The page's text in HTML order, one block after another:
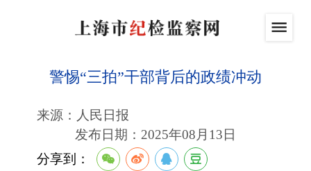
警惕“三拍”干部背后的政绩冲动
来源：人民日报
发布日期：2025年08月13日
分享到：